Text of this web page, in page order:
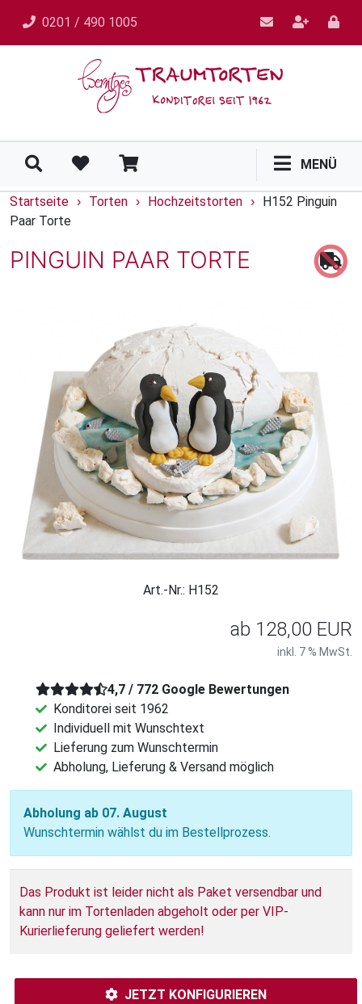
0201 / 490 1005
MENÜ
Startseite › Torten › Hochzeitstorten ›
H152 Pinguin
Paar Torte
PINGUIN PAAR TORTE
Art.-Nr.: H152
ab 128,00 EUR
inkl. 7 % MwSt.
4,7 / 772 Google Bewertungen
Konditorei seit 1962
Individuell mit Wunschtext
Lieferung zum Wunschtermin
Abholung, Lieferung & Versand möglich
Abholung ab 07. August
Wunschtermin wählst du im Bestellprozess.
Das Produkt ist leider nicht als Paket versendbar und
kann nur im Tortenladen abgeholt oder per VIP-
Kurierlieferung geliefert werden!
JETZT KONFIGURIEREN